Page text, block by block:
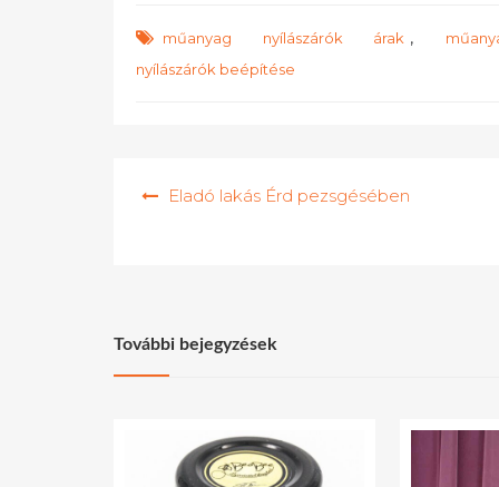
műanyag nyílászárók árak ,
nyílászárók beépítése
navigáció
Eladó lakás Érd pezsgésében
További bejegyzések